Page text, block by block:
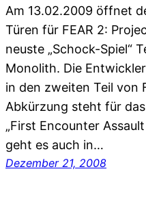
Am 13.02.2009 öffnet
Türen für FEAR 2:
neuste „Schock-Spiel“
Monolith. Die
in den zweiten Teil von
Abkürzung steht für
„First Encounter
geht es auch in…
Dezember 21, 2008